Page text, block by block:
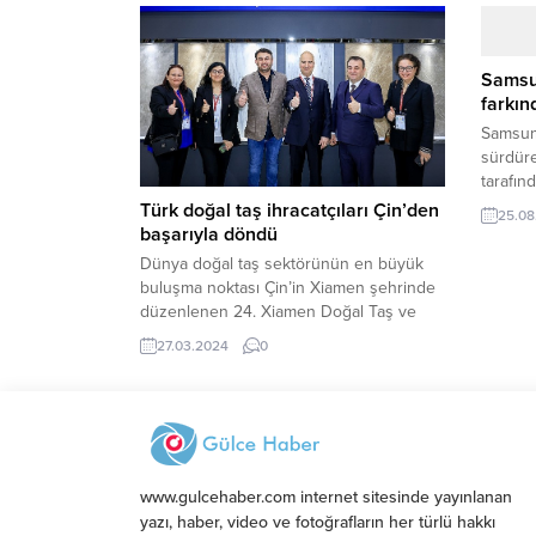
TURQUALITY Projesi, Türk lezzetlerinin
Amerikalı şefler menülerinde daha yoğun
kullanılmasını ve ABD’ye gıda
ihracatımızın artmasını beraberinde
getirdi.
Türk doğal taş ihracatçıları Çin’den
başarıyla döndü
Dünya doğal taş sektörünün en büyük
buluşma noktası Çin’in Xiamen şehrinde
düzenlenen 24. Xiamen Doğal Taş ve
Teknolojileri Fuarı 16-19 Mart 2024
tarihlerinde gerçekleştirildi. 120’den fazla
etti. Ege Maden İhracatçıları Birliği’nin
Türkiye Milli Katılım Organizasyonu’nu
27.03.2024 0
iklim
www.gulcehaber.com internet sitesinde yayınlanan
yazı, haber, video ve fotoğrafların her türlü hakkı